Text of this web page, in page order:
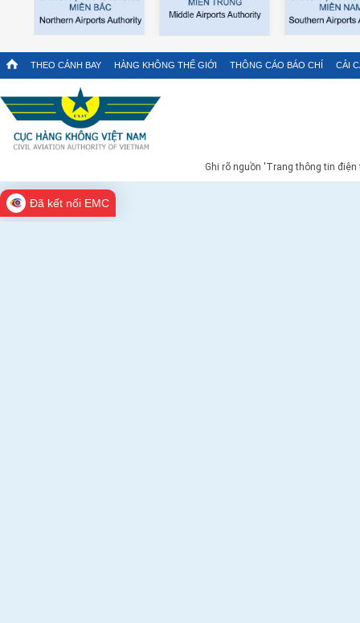
THEO CÁNH BAY HÀNG KHÔNG THẾ GIỚI THÔNG CÁO BÁO CHÍ CẢI
Ghi rõ nguồn 'Trang thông tin
Đã kết nối EMC